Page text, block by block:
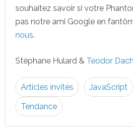
souhaitez savoir si votre
pas notre ami Google en
nous.
Stéphane Hulard & Teodor
Articles invités JavaScript
Tendance